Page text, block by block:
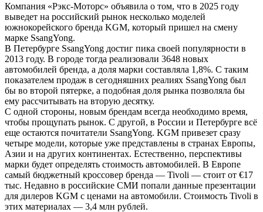
Компания «Рэкс-Моторс» объявила о том, что в 2025 году
выведет на российский рынок несколько моделей
южнокорейского бренда KGM, который пришел на смену
марке SsangYong.
В Петербурге SsangYong достиг пика своей популярности в
2013 году. В городе тогда реализовали 3648 новых
автомобилей бренда, а доля марки составляла 1,8%. С таким
показателем продаж в сегодняшних реалиях SsangYong был
бы во второй пятерке, а подобная доля рынка позволяла бы
ему рассчитывать на вторую десятку.
С одной стороны, новым брендам всегда необходимо время,
чтобы прощупать рынок. С другой, в России и Петербурге всё
еще остаются почитатели SsangYong. KGM привезет сразу
четыре модели, которые уже представлены в странах Европы,
Азии и на других континентах. Естественно, перспективы
марки будет определять стоимость автомобилей. В Европе
самый бюджетный кроссовер бренда — Tivoli — стоит от €17
тыс. Недавно в российские СМИ попали данные презентации
для дилеров KGM с ценами на автомобили. Стоимость Tivoli в
этих материалах — 3,4 млн рублей.